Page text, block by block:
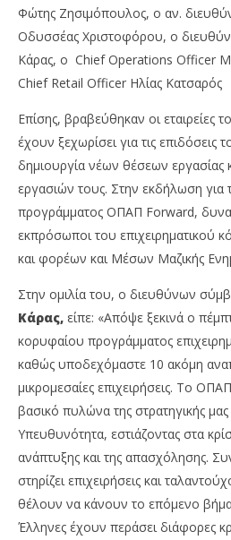
Φώτης Ζησιμόπουλος, ο αν.
Οδυσσέας Χριστοφόρου, ο
Κάρας, ο Chief Operations Officer
Chief Retail Officer Ηλίας Κατσαρός
Επίσης, βραβεύθηκαν οι εταιρείες
έχουν ξεχωρίσει για τις επιδόσεις
δημιουργία νέων θέσεων εργασίας
εργασιών τους. Στην εκδήλωση για
προγράμματος ΟΠΑΠ Forward,
εκπρόσωποι του επιχειρηματικού
και φορέων και Μέσων Μαζικής
Στην ομιλία του, ο διευθύνων
Κάρας, είπε: «Απόψε ξεκινά ο
κορυφαίου προγράμματος
καθώς υποδεχόμαστε 10 ακόμη
μικρομεσαίες επιχειρήσεις. Το
βασικό πυλώνα της στρατηγικής μας
Υπευθυνότητα, εστιάζοντας στα
ανάπτυξης και της απασχόλησης.
στηρίζει επιχειρήσεις και
θέλουν να κάνουν το επόμενο
Έλληνες έχουν περάσει διάφορες